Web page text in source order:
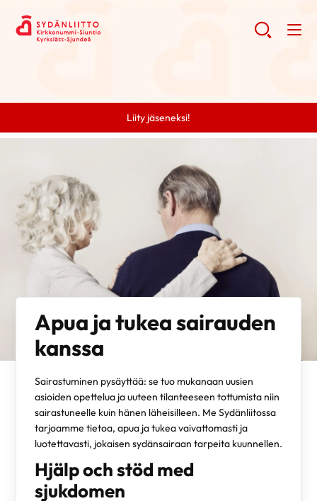
Liity jäseneksi!
Apua ja tukea sairauden
kanssa
Sairastuminen pysäyttää: se tuo mukanaan uusien
asioiden opettelua ja uuteen tilanteeseen tottumista niin
sairastuneelle kuin hänen läheisilleen. Me Sydänliitossa
tarjoamme tietoa, apua ja tukea vaivattomasti ja
luotettavasti, jokaisen sydänsairaan tarpeita kuunnellen.
Hjälp och stöd med
sjukdomen